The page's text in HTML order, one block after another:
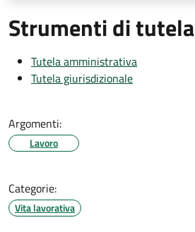
Strumenti di tutela
Tutela amministrativa
Tutela giurisdizionale
Argomenti:
Lavoro
Categorie:
Vita lavorativa